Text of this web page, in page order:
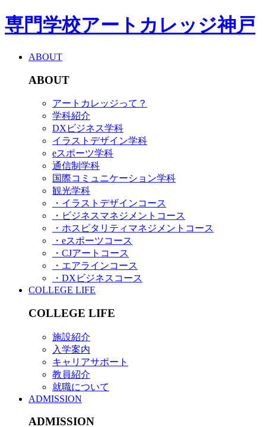
専門学校アートカレッジ神戸
ABOUT
ABOUT
アートカレッジって？
学科紹介
DXビジネス学科
イラストデザイン学科
eスポーツ学科
通信制学科
国際コミュニケーション学科
観光学科
・イラストデザインコース
・ビジネスマネジメントコース
・ホスピタリティマネジメントコース
・eスポーツコース
・CJアートコース
・エアラインコース
・DXビジネスコース
COLLEGE LIFE
COLLEGE LIFE
施設紹介
入学案内
キャリアサポート
教員紹介
就職について
ADMISSION
ADMISSION